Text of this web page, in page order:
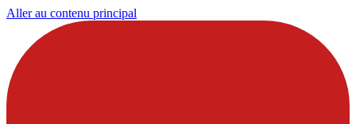
Aller au contenu principal